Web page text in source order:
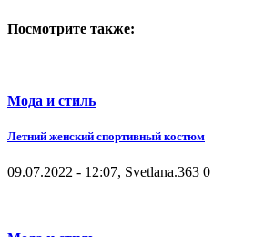
Посмотрите также:
Мода и стиль
Летний женский спортивный костюм
09.07.2022 - 12:07, Svetlana.363 0